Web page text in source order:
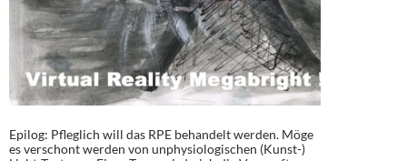
Epilog: Pfleglich will das RPE behandelt werden. Möge
es verschont werden von unphysiologischen (Kunst-)